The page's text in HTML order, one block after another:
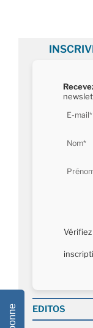
Fr
ie
e
dI
n
E-mail*
Nom*
EDITOS